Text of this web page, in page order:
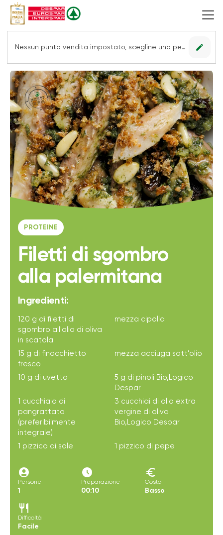
Nessun punto vendita impostato, scegline uno per vedere le offerte. edit
PROTEINE
Filetti di sgombro
alla palermitana
Ingredienti:
120 g di filetti di
sgombro all'olio di oliva
in scatola
mezza cipolla
15 g di finocchietto
fresco
mezza acciuga sott'olio
10 g di uvetta
5 g di pinoli Bio,Logico
Despar
1 cucchiaio di
pangrattato
(preferibilmente
integrale)
3 cucchiai di olio extra
vergine di oliva
Bio,Logico Despar
1 pizzico di sale 1 pizzico di pepe
account_circle
Persone
1
access_time_filled
Preparazione
00:10
euro
Costo
Basso
restaurant
Difficoltà
Facile